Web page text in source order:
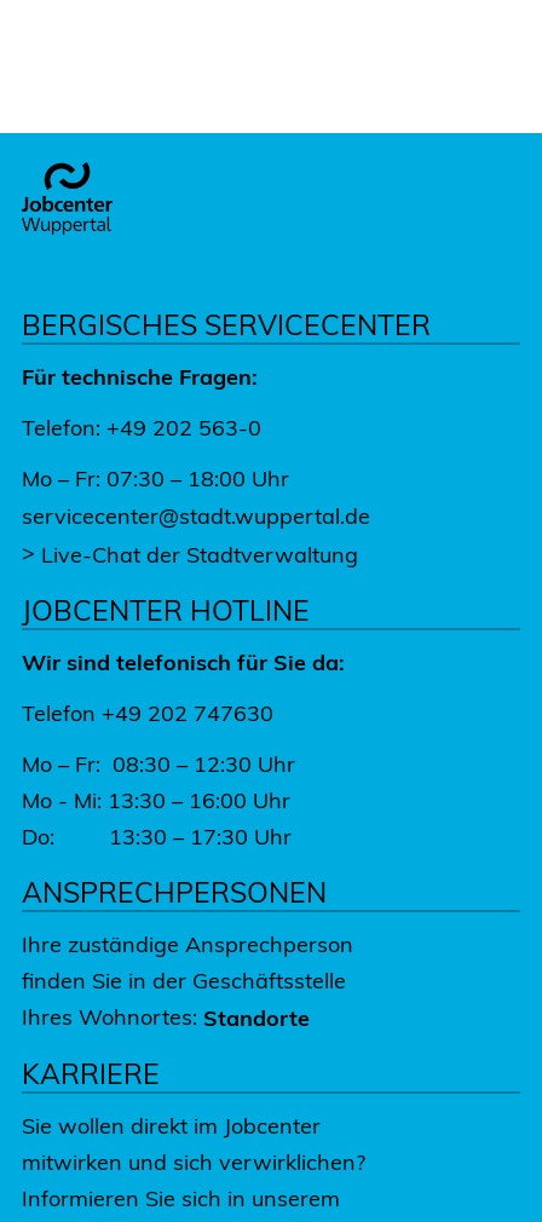
Footer
BERGISCHES SERVICECENTER
Für technische Fragen:
Telefon: +49 202 563-0
Mo – Fr: 07:30 – 18:00 Uhr
servicecenter@stadt.wuppertal.de
> Live-Chat der Stadtverwaltung
JOBCENTER HOTLINE
Wir sind telefonisch für Sie da:
Telefon +49 202 747630
Mo – Fr: 08:30 – 12:30 Uhr
Mo - Mi: 13:30 – 16:00 Uhr
Do: 13:30 – 17:30 Uhr
ANSPRECHPERSONEN
Ihre zuständige Ansprechperson
finden Sie in der Geschäftsstelle
Ihres Wohnortes: Standorte
KARRIERE
Sie wollen direkt im Jobcenter
mitwirken und sich verwirklichen?
Informieren Sie sich in unserem